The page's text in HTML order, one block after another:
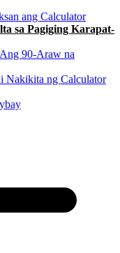
ang Calculator
sa Pagiging Karapat-
90-Araw na
Nakikita ng Calculator